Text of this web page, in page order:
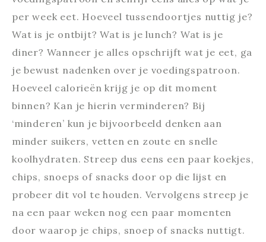
per week eet. Hoeveel tussendoortjes nuttig je?
Wat is je ontbijt? Wat is je lunch? Wat is je
diner? Wanneer je alles opschrijft wat je eet, ga
je bewust nadenken over je voedingspatroon.
Hoeveel calorieën krijg je op dit moment
binnen? Kan je hierin verminderen? Bij
‘minderen’ kun je bijvoorbeeld denken aan
minder suikers, vetten en zoute en snelle
koolhydraten. Streep dus eens een paar koekjes,
chips, snoeps of snacks door op die lijst en
probeer dit vol te houden. Vervolgens streep je
na een paar weken nog een paar momenten
door waarop je chips, snoep of snacks nuttigt.